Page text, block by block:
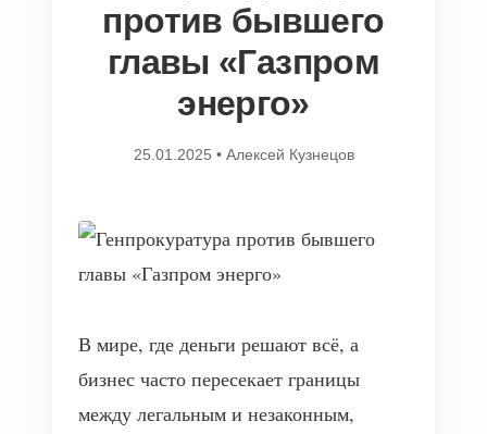
против бывшего
главы «Газпром
энерго»
25.01.2025 • Алексей Кузнецов
В мире, где деньги решают всё, а
бизнес часто пересекает границы
между легальным и незаконным,